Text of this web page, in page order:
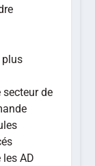
plus
de
les AD